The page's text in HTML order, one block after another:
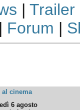
| Trailer
| Forum |
al cinema
6 agosto